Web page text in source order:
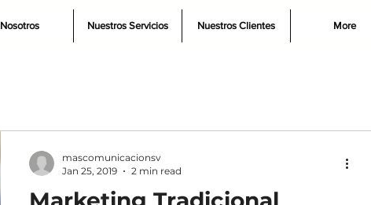
Nosotros Nuestros Servicios Nuestros Clientes More
mascomunicacionsv
Jan 25, 2019
2 min read